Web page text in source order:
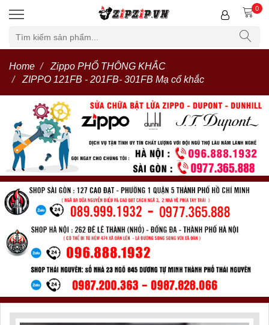
0
Home
Zippo PHỔ THÔNG KHẮC
ZIPPO 121FB - 201FB- 301FB Mạ cổ khắc